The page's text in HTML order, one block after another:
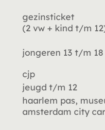
gezinsticket
(2 vw + kind t/m
jongeren 13 t/m 18
cjp
jeugd t/m 12
haarlem pas,
amsterdam city